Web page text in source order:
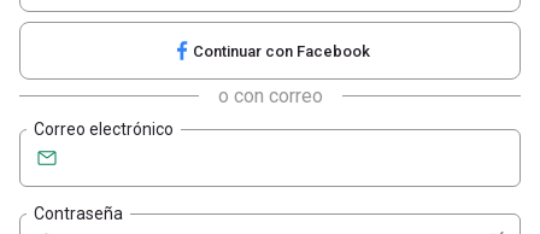
Continuar con Facebook
o con correo
Correo electrónico
Contraseña